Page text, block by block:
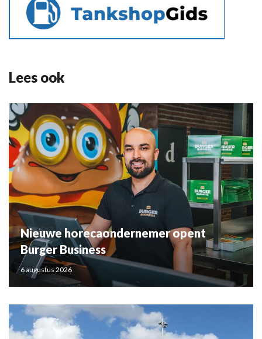
Lees ook
Nieuwe horecaondernemer opent
Burger Business
6 augustus 2026